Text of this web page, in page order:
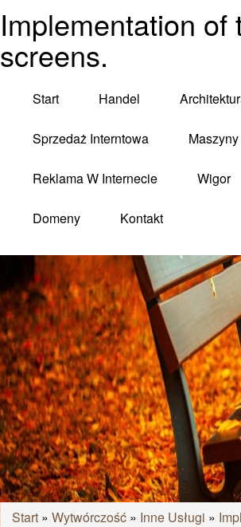
Implementation
screens.
Start Handel
Sprzedaż Interntowa
Reklama W Internecie Wigor
Domeny Kontakt
Start » Wytwórczość » Inne Usługi »